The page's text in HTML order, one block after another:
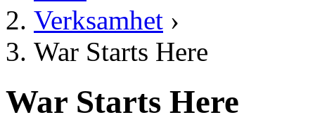
Verksamhet ›
War Starts Here
War Starts Here